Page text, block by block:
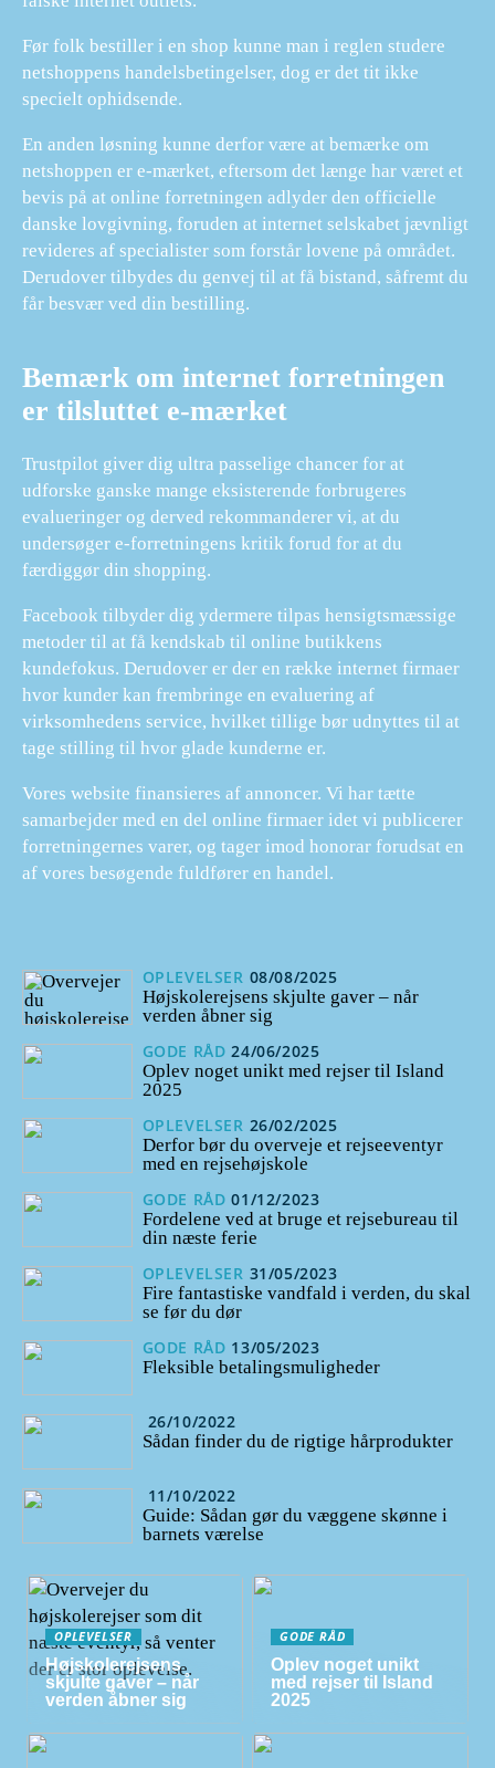
Før folk bestiller i en shop kunne man i reglen studere
netshoppens handelsbetingelser, dog er det tit ikke
specielt ophidsende.
En anden løsning kunne derfor være at bemærke om
netshoppen er e-mærket, eftersom det længe har været et
bevis på at online forretningen adlyder den officielle
danske lovgivning, foruden at internet selskabet jævnligt
revideres af specialister som forstår lovene på området.
Derudover tilbydes du genvej til at få bistand, såfremt du
får besvær ved din bestilling.
Bemærk om internet forretningen
er tilsluttet e-mærket
Trustpilot giver dig ultra passelige chancer for at
udforske ganske mange eksisterende forbrugeres
evalueringer og derved rekommanderer vi, at du
undersøger e-forretningens kritik forud for at du
færdiggør din shopping.
Facebook tilbyder dig ydermere tilpas hensigtsmæssige
metoder til at få kendskab til online butikkens
kundefokus. Derudover er der en række internet firmaer
hvor kunder kan frembringe en evaluering af
virksomhedens service, hvilket tillige bør udnyttes til at
tage stilling til hvor glade kunderne er.
Vores website finansieres af annoncer. Vi har tætte
samarbejder med en del online firmaer idet vi publicerer
forretningernes varer, og tager imod honorar forudsat en
af vores besøgende fuldfører en handel.
OPLEVELSER 08/08/2025
Højskolerejsens skjulte gaver – når
verden åbner sig
GODE RÅD 24/06/2025
Oplev noget unikt med rejser til Island
2025
OPLEVELSER 26/02/2025
Derfor bør du overveje et rejseeventyr
med en rejsehøjskole
GODE RÅD 01/12/2023
Fordelene ved at bruge et rejsebureau til
din næste ferie
OPLEVELSER 31/05/2023
Fire fantastiske vandfald i verden, du skal
se før du dør
GODE RÅD 13/05/2023
Fleksible betalingsmuligheder
26/10/2022
Sådan finder du de rigtige hårprodukter
11/10/2022
Guide: Sådan gør du væggene skønne i
barnets værelse
OPLEVELSER
Højskolerejsens
skjulte gaver – når
verden åbner sig
GODE RÅD
Oplev noget unikt
med rejser til Island
2025